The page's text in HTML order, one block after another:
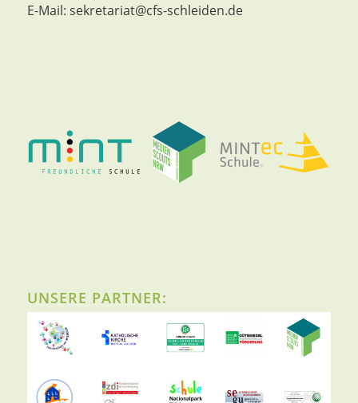
E-Mail: sekretariat@cfs-schleiden.de
UNSERE PARTNER: